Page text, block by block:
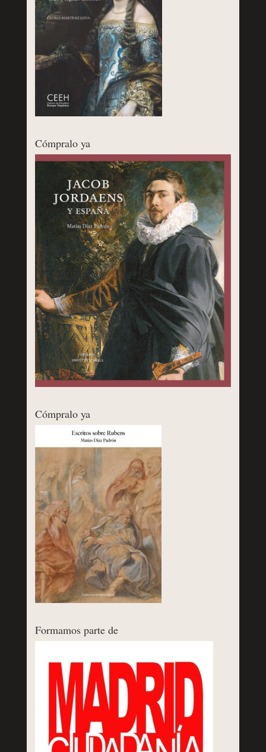
Cómpralo ya
Cómpralo ya
Formamos parte de